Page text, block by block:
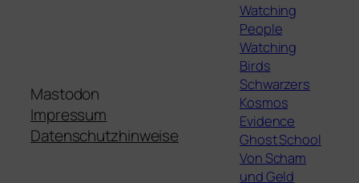
Mastodon
Impressum
Datenschutzhinweise
Watching
People
Watching
Birds
Schwarzers
Kosmos
Evidence
Ghost School
Von Scham
und Geld